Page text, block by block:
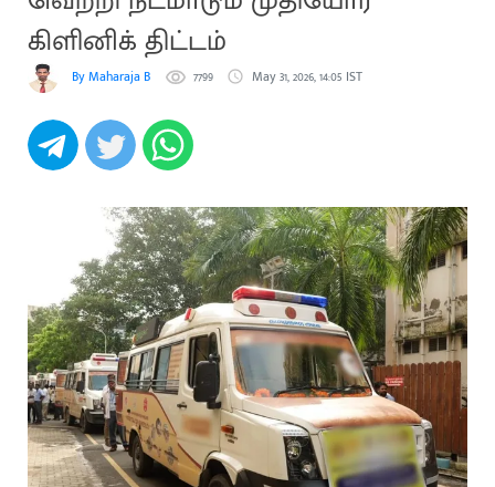
கிளினிக் திட்டம்
By Maharaja B 7799 May 31, 2026, 14:05 IST